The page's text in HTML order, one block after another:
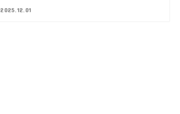
2025.12.01